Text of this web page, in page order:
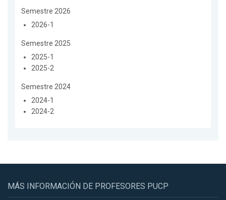
Semestre 2026
2026-1
Semestre 2025
2025-1
2025-2
Semestre 2024
2024-1
2024-2
MÁS INFORMACIÓN DE PROFESORES PUCP